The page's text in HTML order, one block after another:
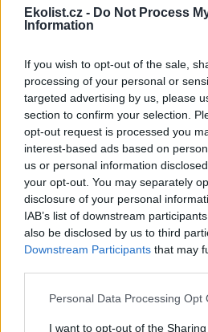
Ekolist.cz - Do Not Process
Information
If you wish to opt-out of the sale,
processing of your personal or
targeted advertising by us, please
section to confirm your selection.
opt-out request is processed you
interest-based ads based on
us or personal information
your opt-out. You may separately
disclosure of your personal
IAB’s list of downstream
also be disclosed by us to third
Downstream Participants that may
Personal Data Processing Opt
I want to opt-out of the
nadprůměrně teplé, což ovlivňuje
pobřeží.
Ostrava bojuje s bolševníkem
Slezská Ostrava
7.8.2026 01:09 | OSTRAVA ( ČTK )
Česku. Práce na lesních pozemcích
Slezské Ostravě letos vyjdou na více
kombinuje chemické i mechanické
magistrátu Gabriela Pokorná.
Škoda Auto zahájila v Mladé
elektromobilu Peaq
Diskuse: 1